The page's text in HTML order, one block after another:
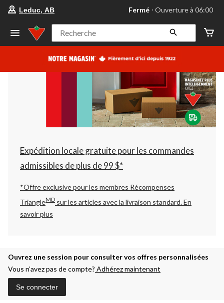
votre
préféré
Leduc,
AB,
courament
Ouverture
à
06:00
cliquer
pour
changer
Leduc, AB Fermé ⋅ Ouverture à 06:00
Recherche
Expédition locale gratuite pour les commandes
admissibles de plus de 99 $*
*Offre exclusive pour les membres Récompenses
TriangleMD sur les articles avec la livraison standard.En
savoir plus
Ouvrez une session pour consulter vos offres personnalisées
Vous n’avez pas de compte? Adhérez maintenant
Se connecter